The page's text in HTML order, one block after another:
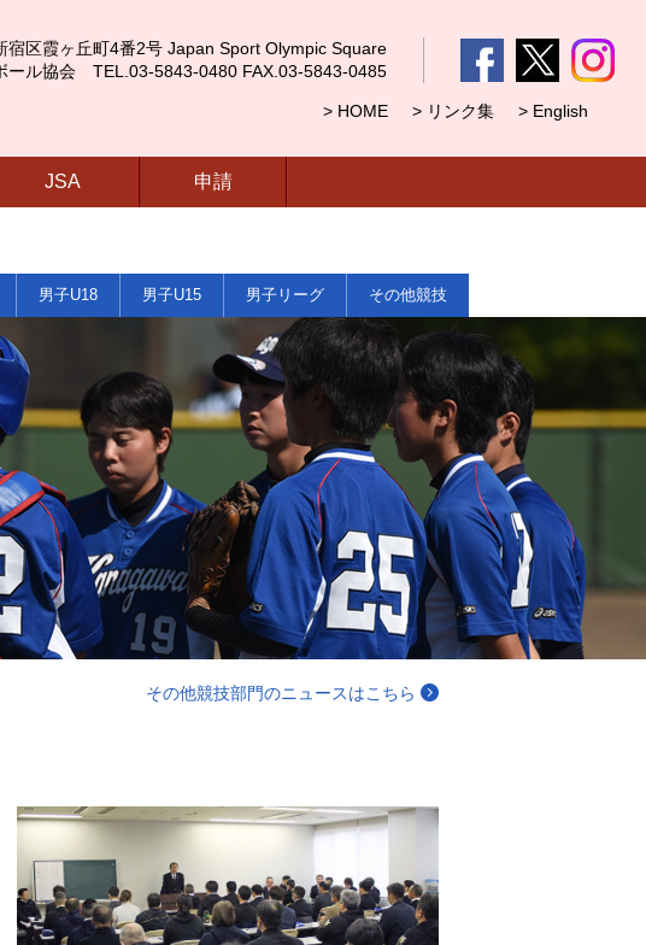
宿区霞ヶ丘町4番2号 Japan Sport Olympic Square
ール協会 TEL.03-5843-0480 FAX.03-5843-0485
> HOME > リンク集 > English
JSA 申請
男子U18 男子U15 男子リーグ その他競技
その他競技部門のニュースはこちら